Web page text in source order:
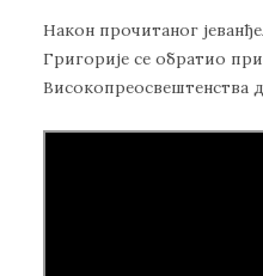
Након прочитаног
Григорије се обратио
Високопреосвештенства